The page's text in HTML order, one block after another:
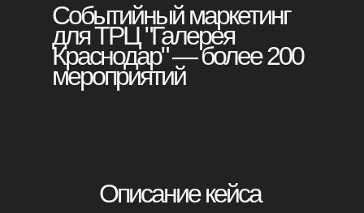
Событийный маркетинг
для ТРЦ "Галерея
Краснодар" — более 200
мероприятий
Описание кейса